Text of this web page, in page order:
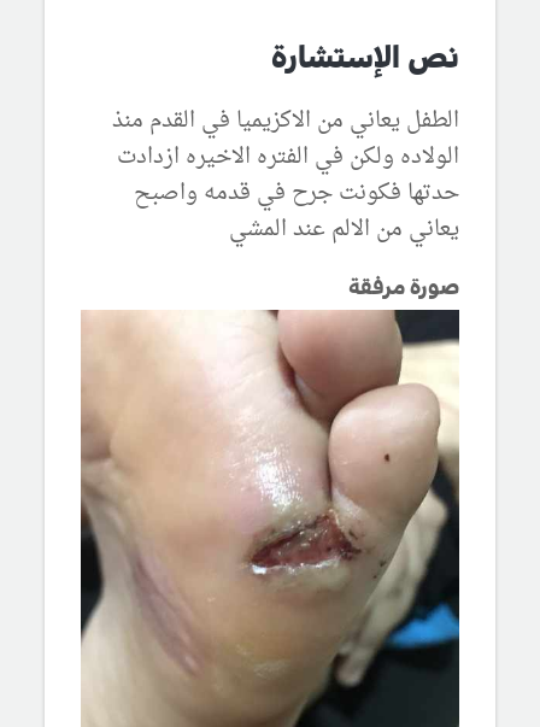
نص الإستشارة
الطفل يعاني من الاكزيميا في القدم منذ
الولاده ولكن في الفتره الاخيره ازدادت
حدتها فكونت جرح في قدمه واصبح
يعاني من الالم عند المشي
صورة مرفقة